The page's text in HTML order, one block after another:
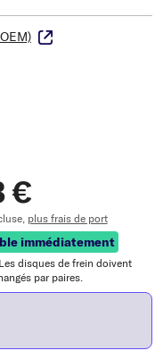
€
plus frais de port
immédiatement
disques de frein doivent
par paires.